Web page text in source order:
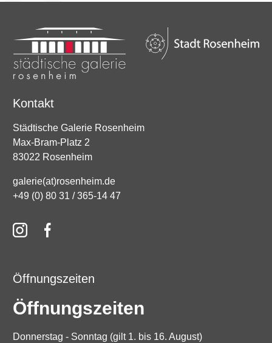
Kontakt
Städtische Galerie Rosenheim
Max-Bram-Platz 2
83022 Rosenheim
galerie(at)rosenheim.de
+49 (0) 80 31 / 365-14 47
Öffnungszeiten
Öffnungszeiten
Donnerstag - Sonntag (gilt 1. bis 16. August)